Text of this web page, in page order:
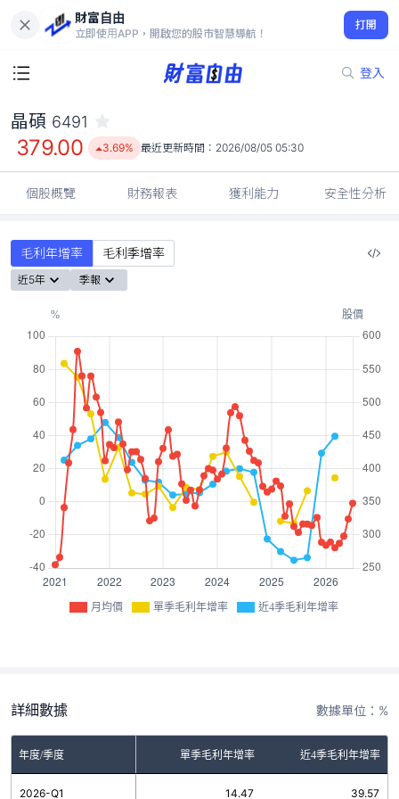
財富自由
立即使用APP，開啟您的股市智慧導航！
打開
登入
379.00
3.69%
晶碩 6491
379.00 3.69% 最近更新時間： 2026/08/05 05:30
個股概覽 財務報表 獲利能力 安全性分析
毛利年增率 毛利季增率
近5年 季報
月均價 單季毛利年增率 近4季毛利年增率
詳細數據 數據單位：%
年度/季度 單季毛利年增率 近4季毛利年增率
2026-Q1 14.47 39.57